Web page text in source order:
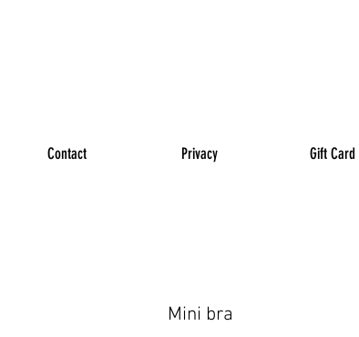
Contact Privacy Gift Card
Mini bra